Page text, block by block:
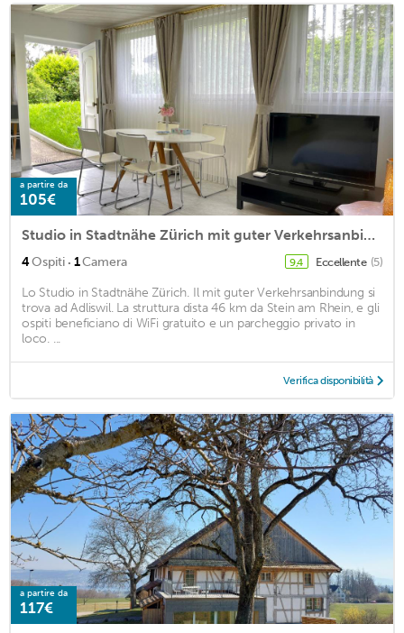
a partire da
105€
Studio in Stadtnähe Zürich mit guter Verkehrsanbindung
4Ospiti · 1Camera 9,4 Eccellente (5)
Lo Studio in Stadtnähe Zürich. Il mit guter Verkehrsanbindung si
trova ad Adliswil. La struttura dista 46 km da Stein am Rhein, e gli
ospiti beneficiano di WiFi gratuito e un parcheggio privato in
loco. ...
Verifica disponibilità
a partire da
117€